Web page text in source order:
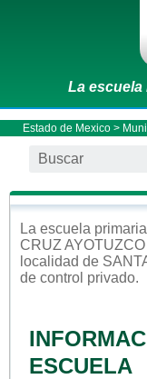
La escuela
Estado de Mexico>
La escuela primaria
CRUZ AYOTUZCO
localidad de
de control privado.
ESCUELA